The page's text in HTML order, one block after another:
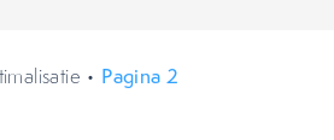
• Pagina 2